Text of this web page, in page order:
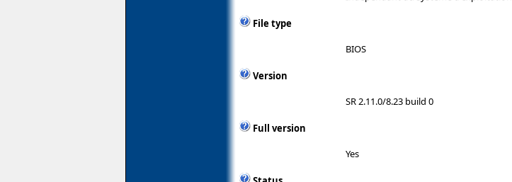
File type
BIOS
Version
SR 2.11.0/8.23 build 0
Full version
Yes